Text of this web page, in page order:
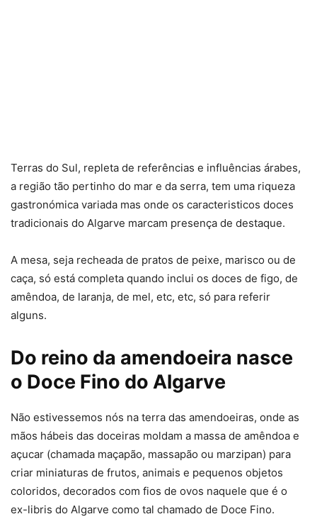
Terras do Sul, repleta de referências e influências árabes,
a região tão pertinho do mar e da serra, tem uma riqueza
gastronómica variada mas onde os caracteristicos doces
tradicionais do Algarve marcam presença de destaque.
A mesa, seja recheada de pratos de peixe, marisco ou de
caça, só está completa quando inclui os doces de figo, de
amêndoa, de laranja, de mel, etc, etc, só para referir
alguns.
Do reino da amendoeira nasce
o Doce Fino do Algarve
Não estivessemos nós na terra das amendoeiras, onde as
mãos hábeis das doceiras moldam a massa de amêndoa e
açucar (chamada maçapão, massapão ou marzipan) para
criar miniaturas de frutos, animais e pequenos objetos
coloridos, decorados com fios de ovos naquele que é o
ex-libris do Algarve como tal chamado de Doce Fino.